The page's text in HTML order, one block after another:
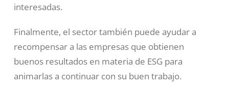
interesadas.
Finalmente, el sector también puede ayudar a
recompensar a las empresas que obtienen
buenos resultados en materia de ESG para
animarlas a continuar con su buen trabajo.